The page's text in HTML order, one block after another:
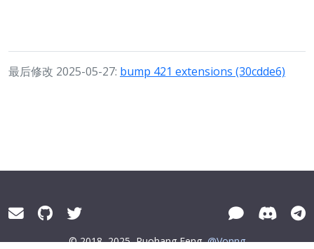
最后修改 2025-05-27: bump 421 extensions (30cdde6)
© 2018–2025 Ruohang Feng @Vonng